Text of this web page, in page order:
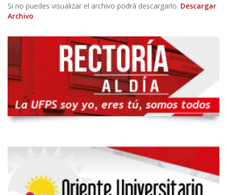
Si no puedes visualizar el archivo podrá descargarlo. Descargar
Archivo